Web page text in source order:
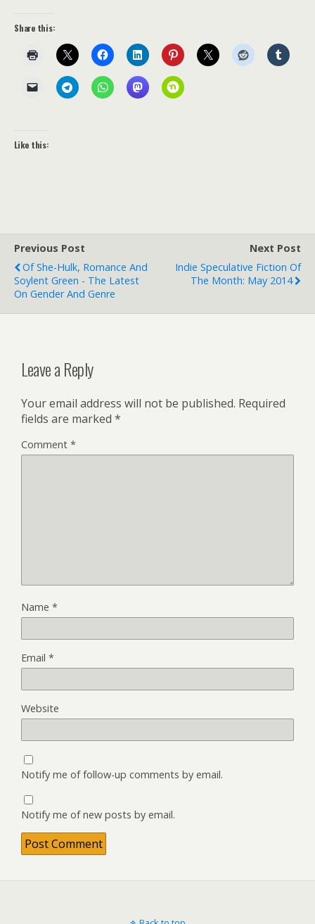
Share this:
Like this:
Previous Post
Of She-Hulk, Romance And
Soylent Green - The Latest
On Gender And Genre
Next Post
Indie Speculative Fiction Of
The Month: May 2014
Leave a Reply
Your email address will not be published. Required
fields are marked *
Comment *
Name *
Email *
Website
Notify me of follow-up comments by email.
Notify me of new posts by email.